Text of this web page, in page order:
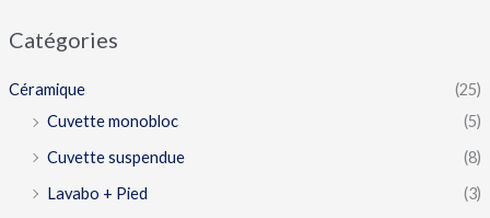
Catégories
Céramique
(25)
Cuvette monobloc
(5)
Cuvette suspendue
(8)
Lavabo + Pied
(3)